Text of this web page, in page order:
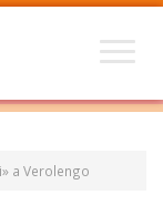
a Verolengo